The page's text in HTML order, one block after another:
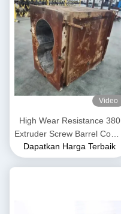
Video
High Wear Resistance 380
Extruder Screw Barrel Combi
Barrel Untuk Petrokimia
Dapatkan Harga Terbaik